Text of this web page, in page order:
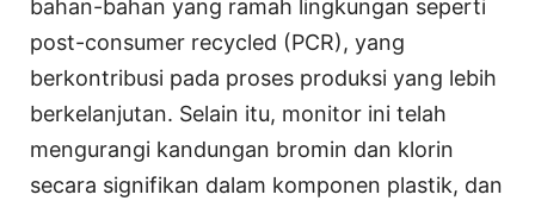
bahan-bahan yang ramah lingkungan seperti
post-consumer recycled (PCR), yang
berkontribusi pada proses produksi yang lebih
berkelanjutan. Selain itu, monitor ini telah
mengurangi kandungan bromin dan klorin
secara signifikan dalam komponen plastik, dan